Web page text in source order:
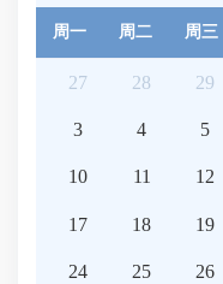
周一 周二 周三
27 28 29
3 4 5
10 11 12
17 18 19
24 25 26